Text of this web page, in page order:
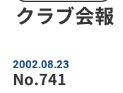
クラブ会報
2002.08.23
No.741